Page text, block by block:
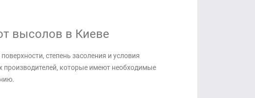
высолов в Киеве
степень засоления и условия
производителей, которые имеют необходимые